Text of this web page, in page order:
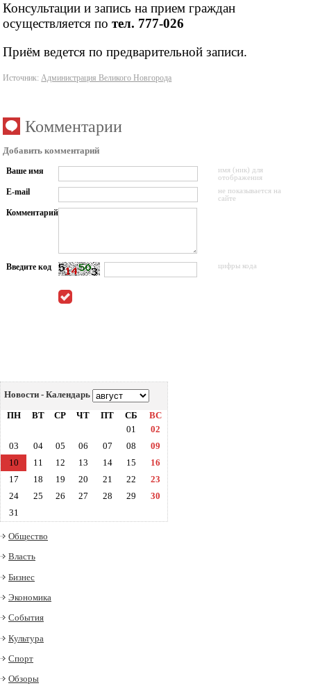
Консультации и запись на прием граждан
осуществляется потел. 777-026
Приём ведется по предварительной записи.
Источник: Администрация Великого Новгорода
Комментарии
Добавить комментарий
Ваше имя
имя (ник) для
отображения
E-mail
не показывается на
сайте
Комментарий
Введите код цифры кода
Новости - Календарь
ПН
ВТ СР ЧТ ПТ СБ
ВС
01
02
03
04 05 06 07 08
09
10
11 12 13 14 15
16
17
18 19 20 21 22
23
24
25 26 27 28 29
30
31
Общество
Власть
Бизнес
Экономика
События
Культура
Спорт
Обзоры